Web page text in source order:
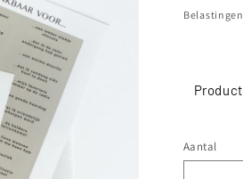
prijs
Aantal